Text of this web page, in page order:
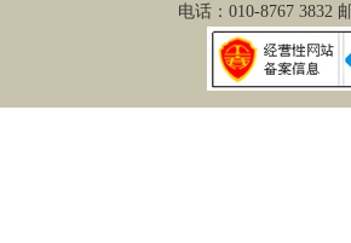
电话：010-8767 3832